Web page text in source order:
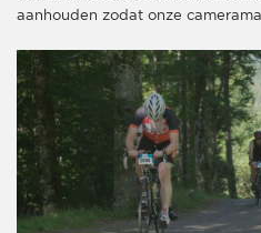
aanhouden zodat onze